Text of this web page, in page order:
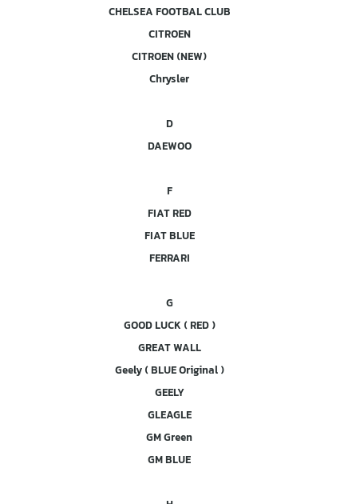
CHELSEA FOOTBAL CLUB
CITROEN
CITROEN (NEW)
Chrysler
D
DAEWOO
F
FIAT RED
FIAT BLUE
FERRARI
G
GOOD LUCK ( RED )
GREAT WALL
Geely ( BLUE Original )
GEELY
GLEAGLE
GM Green
GM BLUE